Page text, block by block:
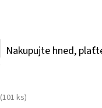
Nakupujte hned,
(101 ks)